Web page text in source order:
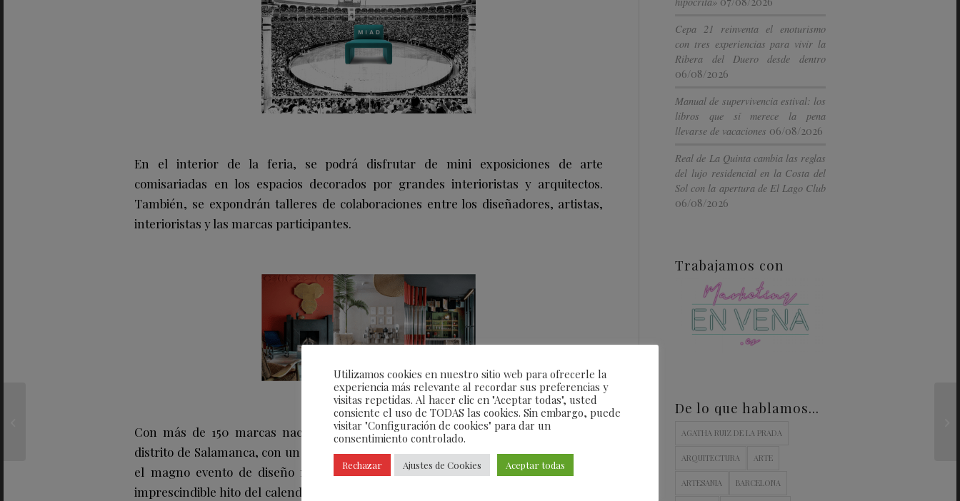
En el interior de la feria, se podrá disfrutar de mini exposiciones de arte
comisariadas en los espacios decorados por grandes interioristas y arquitectos.
También, se expondrán talleres de colaboraciones entre los diseñadores, artistas,
interioristas y las marcas participantes.
Con más de 150 marcas nacionales e internacionales reunidas en el prestigioso
distrito de Salamanca, con un atrevido y diferente montaje,MIADse posiciona como
el magno evento de diseño más innovador de la capital española y un nuevo e
imprescindible hito del calendario, tanto de Madrid, como de España, con una clara
Cepa 21 reinventa el enoturismo
con tres experiencias para vivir la
Ribera del Duero desde dentro
06/08/2026
Manual de supervivencia estival: los
libros que sí merece la pena
llevarse de vacaciones 06/08/2026
Real de La Quinta cambia las reglas
del lujo residencial en la Costa del
Sol con la apertura de El Lago Club
06/08/2026
Trabajamos con
De lo que hablamos…
AGATHA RUIZ DE LA PRADA
ARQUITECTURA ARTE
ARTESANIA BARCELONA
Utilizamos cookies en nuestro sitio web para ofrecerle la
experiencia más relevante al recordar sus preferencias y
visitas repetidas. Al hacer clic en "Aceptar todas", usted
consiente el uso de TODAS las cookies. Sin embargo, puede
visitar "Configuración de cookies" para dar un
consentimiento controlado.
Rechazar Ajustes de Cookies Aceptar todas